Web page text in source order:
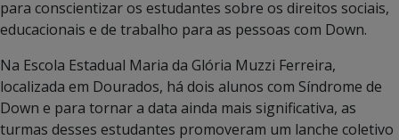
para conscientizar os estudantes sobre os direitos sociais,
educacionais e de trabalho para as pessoas com Down.
Na Escola Estadual Maria da Glória Muzzi Ferreira,
localizada em Dourados, há dois alunos com Síndrome de
Down e para tornar a data ainda mais significativa, as
turmas desses estudantes promoveram um lanche coletivo